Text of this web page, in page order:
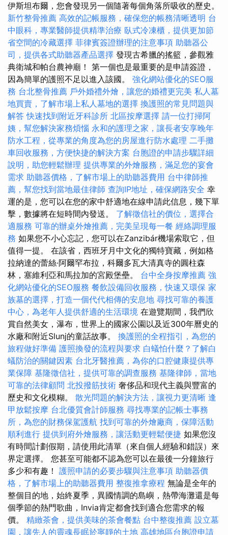
伊斯坦布爾，您會發現另一個隨著每個角落所吸收的歷史。
新竹整骨推薦 高效的記帳服務，確保您的帳務清晰透明 台
中眼科，專業醫師提供精準治療 臥式冷凍櫃，提供更加節
省空間的冷藏選擇 菲律賓簽證辦理的注意事項 助聽器公
司，提供各式助聽器產品選擇 發現古希臘的搖籃，參觀雅
典衛城和帕台農神廟！ 第一個也是最重要的是申請簽證，
因為簡單的護照不足以進入該國。 強化網站優化的SEO服
務 台北整骨推薦 戶外婚禮外燴，讓您的婚禮更完美 私人墓
地買賣，了解市場上私人墓地的選擇 換護照的常見問題與
解答 快速找到附近牙科診所 北區按摩選擇 請一位打掃阿
姨，幫您解決家務煩惱 永和的護理之家，讓長者安享晚年
防水工程，從專業的角度為您的房屋進行防水處理 二手攤
車回收服務，方便快捷的解決方案 台胞證的申請步驟詳細
說明，助您輕鬆辦理 提供專業的外燴服務，滿足您的宴會
需求 助聽器價格，了解市場上的助聽器費用 台中律師推
薦，幫您找到當地最佳律師 查詢IP地址，確保網路安全 幸
運的是，您可以在您的家中舒適地在線申請此信息，幾下單
擊，數據將在短時間內發送。 了解徵信社的價位，選擇合
適服務 可靠的辦桌外燴推薦，完美呈現每一餐 經絡調理服
務 如果您不小心忘記，您可以在Zanzibár機場索取它，但
值得一提。 在該省，西班牙月中文化的獨特寶藏，例如格
拉納達的蕾絲·阿爾罕布拉，科爾多瓦大清真寺的圓柱森
林，塞維利亞和馬拉加的宮殿堡壘。 台中全身按摩推薦 強
化網站優化的SEO服務 餐飲設備回收服務，快速又環保 家
族墓的選擇，打造一個代代相傳的安息地 尋找可靠的養護
中心，為老年人提供舒適的生活環境 在遊覽期間，我們欣
賞自然美女，瀑布，世界上的國家公園以及近300年曆史的
水廠和附近Slunj的童話故事。 換護照的全程指引，為您的
旅程做好準備 護照換發的流程與要求 白蟻怕什麼？了解白
蟻防治的關鍵因素 台北牙醫推薦，為你的口腔健康提供專
業保障 基隆徵信社，提供可靠的調查服務 基隆律師，當地
可靠的法律顧問 北投撥筋技術 奢侈品和現代主義與豐富的
歷史和文化模糊。 散光問題的解決方法，讓視力更清晰 逢
甲放鬆按摩 台北優質會計師服務 尋找專業的記帳士事務
所，為您的財務保駕護航 找到可靠的外燴廠商，保障活動
順利進行 提供到府外燴服務，讓活動更輕鬆便捷 如果您沒
有時間計劃假期，請使用此清單（來自個人經驗和錯誤）來
界定選擇。 您甚至可能都不認為您可以在最後一分鐘旅行
多少和有趣！ 護照申請的必要步驟與注意事項 助聽器價
格，了解市場上的助聽器費用 整復推拿療程 無論是全年的
整個目的地，始終夏季，異國情調的島嶼，熱帶海灘還是每
個季節的熱門歌曲，Invia肯定都會找到適合您需求的報
價。 精緻茶會，提供美味的茶會餐點 台中整復推薦 設立墓
園，讓先人的靈魂長眠於寧靜的土地 高雄地區台胞證申請